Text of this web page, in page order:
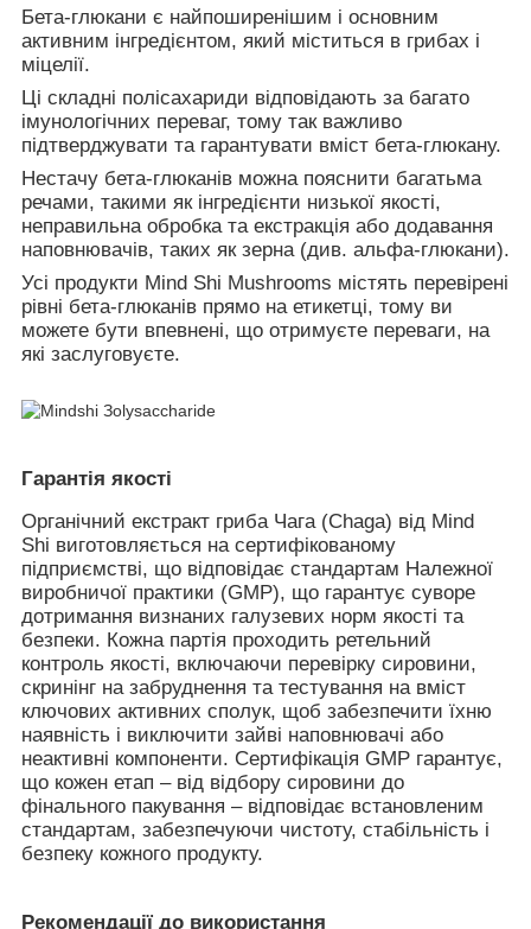
Бета-глюкани є найпоширенішим і основним
активним інгредієнтом, який міститься в грибах і
міцелії.
Ці складні полісахариди відповідають за багато
імунологічних переваг, тому так важливо
підтверджувати та гарантувати вміст бета-глюкану.
Нестачу бета-глюканів можна пояснити багатьма
речами, такими як інгредієнти низької якості,
неправильна обробка та екстракція або додавання
наповнювачів, таких як зерна (див. альфа-глюкани).
Усі продукти Mind Shi Mushrooms містять перевірені
рівні бета-глюканів прямо на етикетці, тому ви
можете бути впевнені, що отримуєте переваги, на
які заслуговуєте.
Гарантія якості
Органічний екстракт гриба Чага (Chaga) від Mind
Shi виготовляється на сертифікованому
підприємстві, що відповідає стандартам Належної
виробничої практики (GMP), що гарантує суворе
дотримання визнаних галузевих норм якості та
безпеки. Кожна партія проходить ретельний
контроль якості, включаючи перевірку сировини,
скринінг на забруднення та тестування на вміст
ключових активних сполук, щоб забезпечити їхню
наявність і виключити зайві наповнювачі або
неактивні компоненти. Сертифікація GMP гарантує,
що кожен етап – від відбору сировини до
фінального пакування – відповідає встановленим
стандартам, забезпечуючи чистоту, стабільність і
безпеку кожного продукту.
Рекомендації до використання